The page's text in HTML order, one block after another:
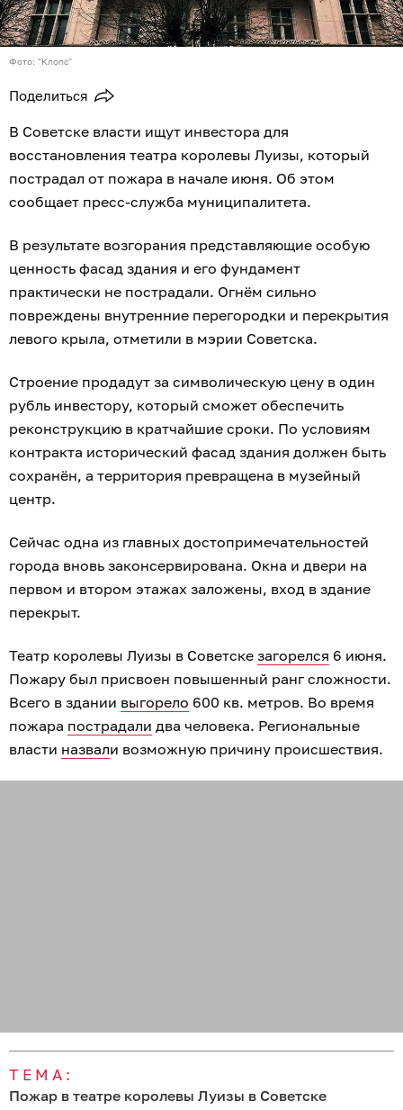
Фото: "Клопс"
Поделиться
В Советске власти ищут инвестора для
восстановления театра королевы Луизы, который
пострадал от пожара в начале июня. Об этом
сообщает пресс-служба муниципалитета.
В результате возгорания представляющие особую
ценность фасад здания и его фундамент
практически не пострадали. Огнём сильно
повреждены внутренние перегородки и перекрытия
левого крыла, отметили в мэрии Советска.
Строение продадут за символическую цену в один
рубль инвестору, который сможет обеспечить
реконструкцию в кратчайшие сроки. По условиям
контракта исторический фасад здания должен быть
сохранён, а территория превращена в музейный
центр.
Сейчас одна из главных достопримечательностей
города вновь законсервирована. Окна и двери на
первом и втором этажах заложены, вход в здание
перекрыт.
Театр королевы Луизы в Советске загорелся 6 июня.
Пожару был присвоен повышенный ранг сложности.
Всего в здании выгорело 600 кв. метров. Во время
пожара пострадали два человека. Региональные
власти назвали возможную причину происшествия.
ТЕМА:
Пожар в театре королевы Луизы в Советске